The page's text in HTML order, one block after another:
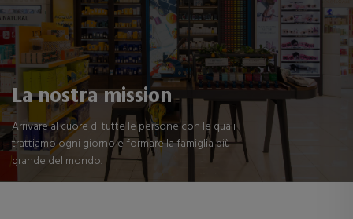
La nostra mission
Arrivare al cuore di tutte le persone con le quali
trattiamo ogni giorno e formare la famiglia più
grande del mondo.